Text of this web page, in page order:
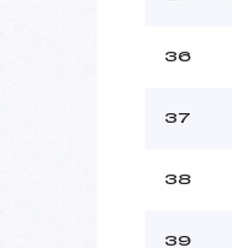
36
37
38
39